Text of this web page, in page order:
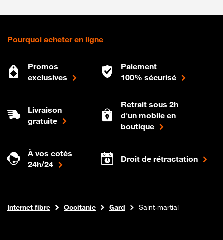
Pourquoi acheter en ligne
Promos
exclusives
Paiement
100% sécurisé
Livraison
gratuite
Retrait sous 2h
d'un mobile en
boutique
À vos cotés
24h/24
Droit de rétractation
Boutique Orange
Internet fibre Occitanie Gard Saint-martial